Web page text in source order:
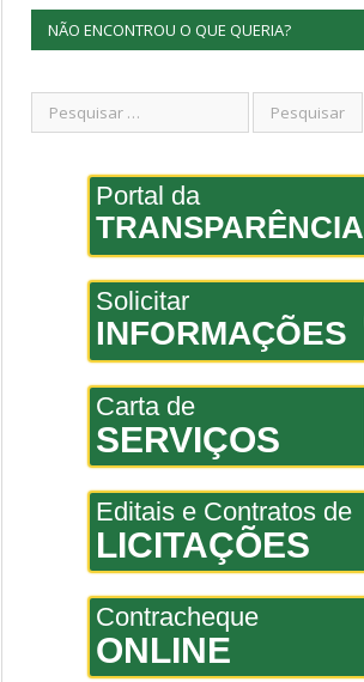
NÃO ENCONTROU O QUE QUERIA?
Portal da
TRANSPARÊNCIA
Solicitar
INFORMAÇÕES
Carta de
SERVIÇOS
Editais e Contratos de
LICITAÇÕES
Contracheque
ONLINE